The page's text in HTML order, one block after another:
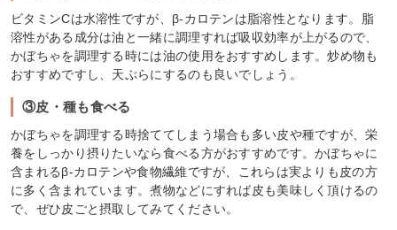
ビタミンCは水溶性ですが、β-カロテンは脂溶性となります。脂
溶性がある成分は油と一緒に調理すれば吸収効率が上がるので、
かぼちゃを調理する時には油の使用をおすすめします。炒め物も
おすすめですし、天ぷらにするのも良いでしょう。
③皮・種も食べる
かぼちゃを調理する時捨ててしまう場合も多い皮や種ですが、栄
養をしっかり摂りたいなら食べる方がおすすめです。かぼちゃに
含まれるβ-カロテンや食物繊維ですが、これらは実よりも皮の方
に多く含まれています。煮物などにすれば皮も美味しく頂けるの
で、ぜひ皮ごと摂取してみてください。